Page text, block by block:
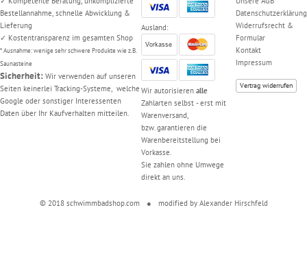
Bestellannahme, schnelle Abwicklung &
Lieferung
✓ Kostentransparenz im gesamten Shop
* Ausnahme: wenige sehr schwere Produkte wie z.B.
Saunasteine
Sicherheit: Wir verwenden auf unseren
Seiten keinerlei Tracking-Systeme, welche
Google oder sonstiger Interessenten
Daten über Ihr Kaufverhalten mitteilen.
Ausland:
Wir autorisierenalle
Zahlarten selbst - erst mit
Warenversand,
bzw. garantieren die
Warenbereitstellung bei
Vorkasse.
Sie zahlen ohne Umwege
direkt an uns.
Datenschutzerklärung
Widerrufsrecht &
Formular
Kontakt
Impressum
Vertrag widerrufen
© 2018 schwimmbadshop.com ● modified by Alexander Hirschfeld